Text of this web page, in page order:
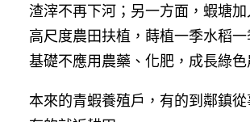
渣滓不再下河；另一方面，蝦塘
高尺度農田扶植，蒔植一季水稻一
基礎不應用農藥、化肥，成長綠色
本來的青蝦養殖戶，有的到鄰鎮從